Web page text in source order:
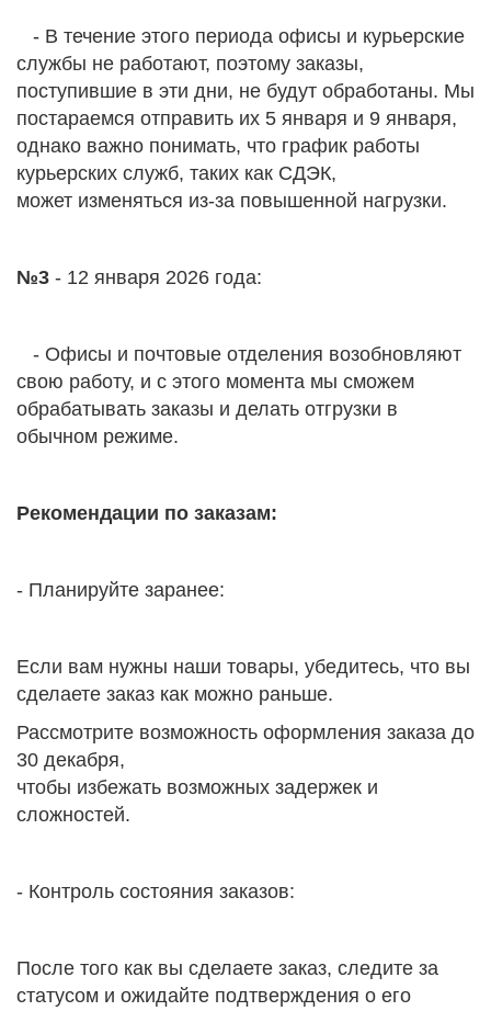
- В течение этого периода офисы и курьерские
службы не работают, поэтому заказы,
поступившие в эти дни, не будут обработаны. Мы
постараемся отправить их 5 января и 9 января,
однако важно понимать, что график работы
курьерских служб, таких как СДЭК,
может изменяться из-за повышенной нагрузки.
№3 - 12 января 2026 года:
- Офисы и почтовые отделения возобновляют
свою работу, и с этого момента мы сможем
обрабатывать заказы и делать отгрузки в
обычном режиме.
Рекомендации по заказам:
- Планируйте заранее:
Если вам нужны наши товары, убедитесь, что вы
сделаете заказ как можно раньше.
Рассмотрите возможность оформления заказа до
30 декабря,
чтобы избежать возможных задержек и
сложностей.
- Контроль состояния заказов:
После того как вы сделаете заказ, следите за
статусом и ожидайте подтверждения о его